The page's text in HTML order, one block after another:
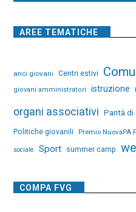
AREE TEMATICHE
anci giovani Centri estivi
giovani amministratori istruzione
organi associativi Parità di
Politiche giovanili Premio NuovaPA
sociale Sport summer camp
COMPA FVG